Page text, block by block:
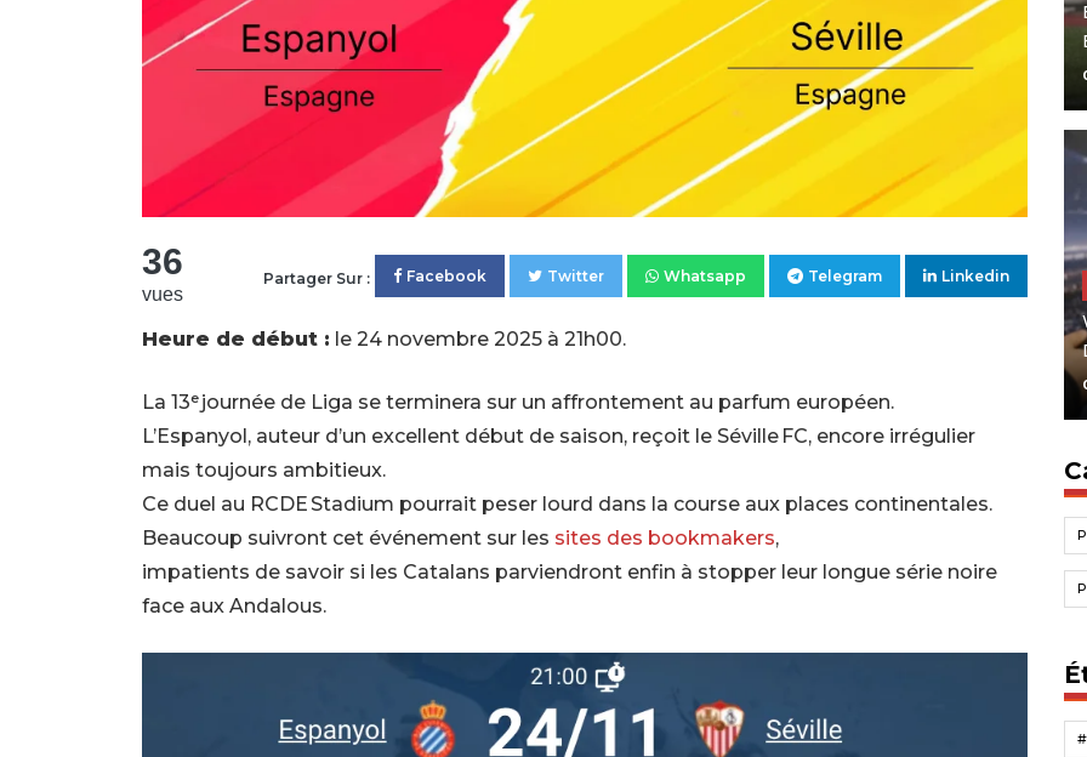
36
vues
Partager Sur : Facebook Twitter Whatsapp Telegram Linkedin
Heure de début : le 24 novembre 2025 à 21h00.
La 13ᵉ journée de Liga se terminera sur un affrontement au parfum européen.
L’Espanyol, auteur d’un excellent début de saison, reçoit le Séville FC, encore irrégulier
mais toujours ambitieux.
Ce duel au RCDE Stadium pourrait peser lourd dans la course aux places continentales.
Beaucoup suivront cet événement sur les sites des bookmakers,
impatients de savoir si les Catalans parviendront enfin à stopper leur longue série noire
face aux Andalous.